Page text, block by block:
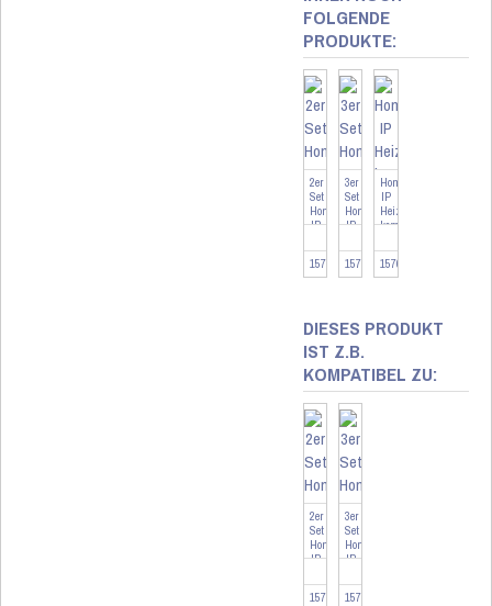
FOLGENDE
PRODUKTE:
2er
Set
Homematic
IP
...
157681-2
3er
Set
Homematic
IP
...
157681-3
Homematic
IP
Heizkörperthermostat
kompakt
157681
DIESES PRODUKT
IST Z.B.
KOMPATIBEL ZU:
2er
Set
Homematic
IP
...
157681-2
3er
Set
Homematic
IP
...
157681-3